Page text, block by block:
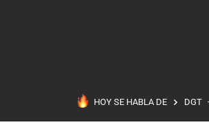
HOY SE HABLA DE DGT